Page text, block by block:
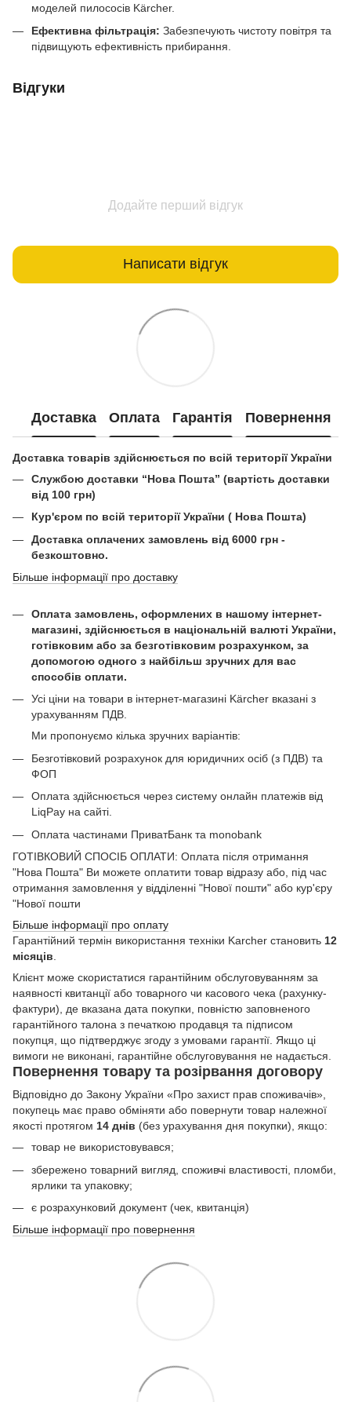
моделей пилососів Kärcher.
Ефективна фільтрація: Забезпечують чистоту повітря та
підвищують ефективність прибирання.
Відгуки
Додайте перший відгук
Написати відгук
Доставка Оплата Гарантія Повернення
Доставка товарів здійснюється по всій території України
Службою доставки “Нова Пошта” (вартість доставки
від 100 грн)
Кур'єром по всій території України ( Нова Пошта)
Доставка оплачених замовлень від 6000 грн -
безкоштовно.
Більше інформації про доставку
Оплата замовлень, оформлених в нашому інтернет-
магазині, здійснюється в національній валюті України,
готівковим або за безготівковим розрахунком, за
допомогою одного з найбільш зручних для вас
способів оплати.
Усі ціни на товари в інтернет-магазині Kärcher вказані з
урахуванням ПДВ.
Ми пропонуємо кілька зручних варіантів:
Безготівковий розрахунок для юридичних осіб (з ПДВ) та
ФОП
Оплата здійснюється через систему онлайн платежів від
LiqPay на сайті.
Оплата частинами ПриватБанк та monobank
ГОТІВКОВИЙ СПОСІБ ОПЛАТИ: Оплата після отримання
"Нова Пошта" Ви можете оплатити товар відразу або, під час
отримання замовлення у відділенні "Нової пошти" або кур'єру
"Нової пошти
Більше інформації про оплату
Гарантійний термін використання техніки Karcher становить 12
місяців
Клієнт може скористатися гарантійним обслуговуванням за
наявності квитанції або товарного чи касового чека (рахунку-
фактури), де вказана дата покупки, повністю заповненого
гарантійного талона з печаткою продавця та підписом
покупця, що підтверджує згоду з умовами гарантії. Якщо ці
вимоги не виконані, гарантійне обслуговування не надається.
Повернення товару та розірвання договору
Відповідно до Закону України «Про захист прав споживачів»,
покупець має право обміняти або повернути товар належної
якості протягом 14 днів (без урахування дня покупки), якщо:
товар не використовувався;
збережено товарний вигляд, споживчі властивості, пломби,
ярлики та упаковку;
є розрахунковий документ (чек, квитанція)
Більше інформації про повернення